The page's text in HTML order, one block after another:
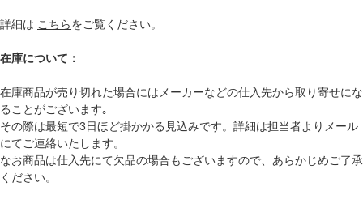
詳細は こちらをご覧ください。
在庫について：
在庫商品が売り切れた場合にはメーカーなどの仕入先から取り寄せにな
ることがございます｡
その際は最短で3日ほど掛かかる見込みです。詳細は担当者よりメール
にてご連絡いたします。
なお商品は仕入先にて欠品の場合もございますので、あらかじめご了承
ください。